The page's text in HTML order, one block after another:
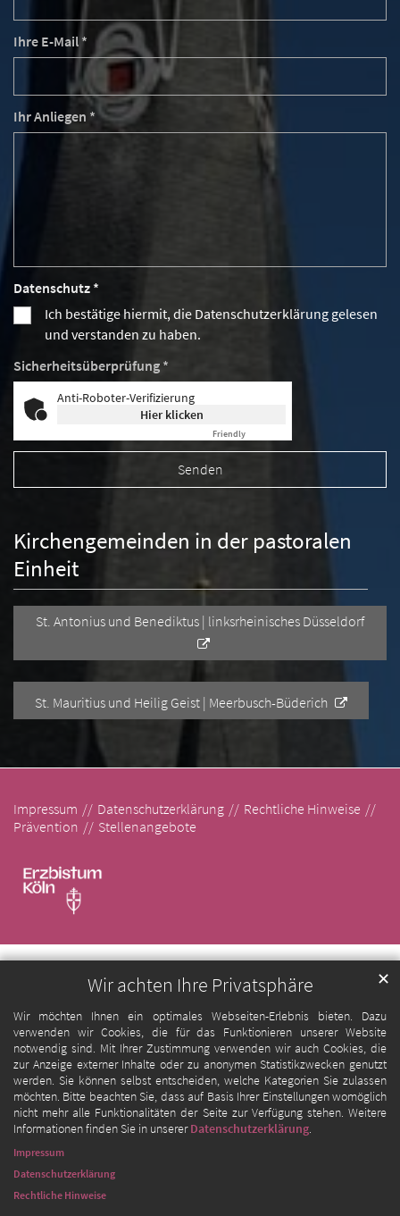
Wir achten Ihre Privatsphäre
Wir möchten Ihnen ein optimales Webseiten-Erlebnis bieten. Dazu
verwenden wir Cookies, die für das Funktionieren unserer Website
notwendig sind. Mit Ihrer Zustimmung verwenden wir auch Cookies, die
zur Anzeige externer Inhalte oder zu anonymen Statistikzwecken genutzt
werden. Sie können selbst entscheiden, welche Kategorien Sie zulassen
möchten. Bitte beachten Sie, dass auf Basis Ihrer Einstellungen womöglich
nicht mehr alle Funktionalitäten der Seite zur Verfügung stehen. Weitere
Informationen finden Sie in unsererDatenschutzerklärung.
✕
Impressum
Datenschutzerklärung
Rechtliche Hinweise
Ihre E-Mail *
Ihr Anliegen *
Datenschutz *
Ich bestätige hiermit, die Datenschutzerklärung gelesen
und verstanden zu haben.
Sicherheitsüberprüfung *
Anti-Roboter-Verifizierung
Hier klicken
Friendly
Kirchengemeinden in der pastoralen
Einheit
St. Antonius und Benediktus | linksrheinisches Düsseldorf
St. Mauritius und Heilig Geist | Meerbusch-Büderich
Impressum Datenschutzerklärung
Rechtliche Hinweise
Prävention
Stellenangebote